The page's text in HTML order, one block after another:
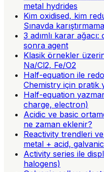
metal hydrides
Kim oxidised, kim
Sınavda
3 adımlı karar
sonra agent
Klasik örnekler
Na/Cl2, Fe/O2
Half-equation ile
Chemistry için pratik
Half-equation
charge, electron)
Acidic ve basic
ne zaman eklenir?
Reactivity trendleri
metal + acid,
Activity series ile
halogens)